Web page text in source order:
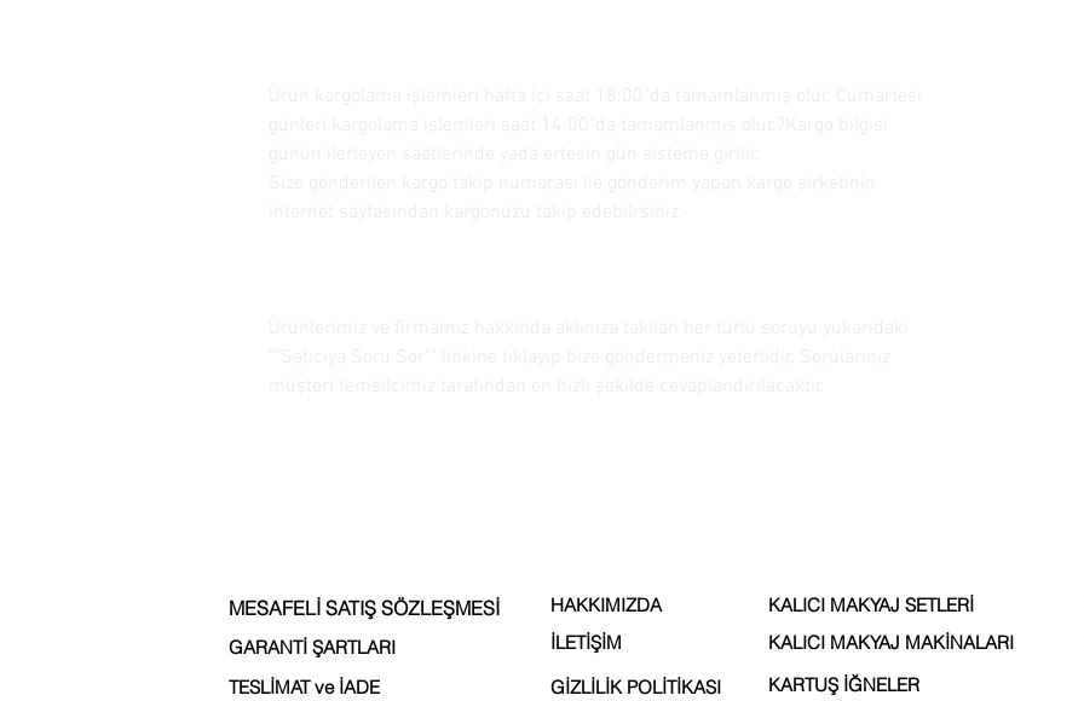
Ürün kargolama işlemleri hafta içi saat 18:00"da tamamlanmış olur. Cumartesi
günleri kargolama işlemleri saat 14:00"da tamamlanmış olur.?Kargo bilgisi
günün ilerleyen saatlerinde yada ertesin gün sisteme girilir.
Size gönderilen kargo takip numarası ile gönderim yapan kargo şirketinin
internet sayfasından kargonuzu takip edebilrsiniz.
Ürünlerimiz ve firmamız hakkında aklınıza takılan her türlü soruyu yukarıdaki
""Satıcıya Soru Sor"" linkine tıklayıp bize göndermeniz yeterlidir. Sorularınız
müşteri temsilcimiz tarafından en hızlı şekilde cevaplandırılacaktır.
MESAFELİ SATIŞ SÖZLEŞMESİ HAKKIMIZDA
KALICI MAKYAJ SETLERİ
İLETİŞİM
GARANTİ ŞARTLARI
KALICI MAKYAJ MAKİNALARI
TESLİMAT ve İADE
GİZLİLİK POLİTİKASI KARTUŞ İĞNELER